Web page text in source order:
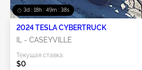
3d : 18h : 49m : 37s
2024 TESLA CYBERTRUCK
IL - CASEYVILLE
Текущая ставка:
$0